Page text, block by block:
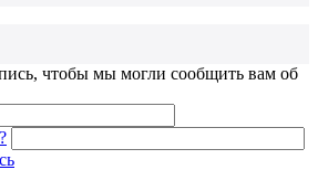
чтобы мы могли сообщить вам об